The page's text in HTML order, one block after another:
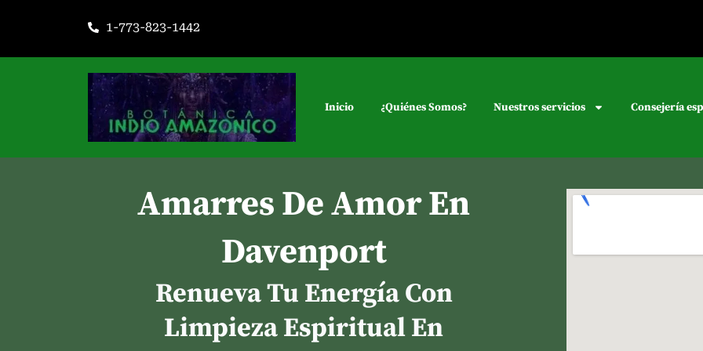
contenido
1-773-823-1442
Inicio ¿Quiénes Somos? Nuestros servicios Consejería
Amarres De Amor En
Davenport
Renueva Tu Energía Con
Limpieza Espiritual En